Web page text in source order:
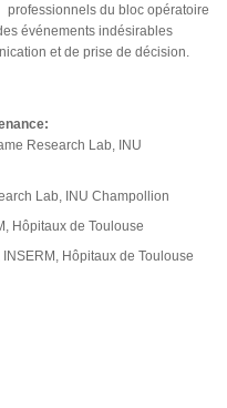
professionnels du bloc opératoire
événements indésirables
et de prise de décision.
Research Lab, INU
Lab, INU Champollion
Hôpitaux de Toulouse
Hôpitaux de Toulouse